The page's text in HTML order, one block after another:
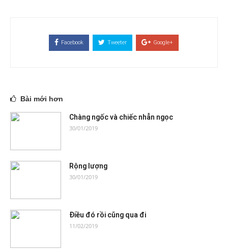
Facebook Tweeter Google+
Bài mới hơn
Chàng ngốc và chiếc nhẫn ngọc
30/01/2019
Rộng lượng
30/01/2019
Điều đó rồi cũng qua đi
11/02/2019